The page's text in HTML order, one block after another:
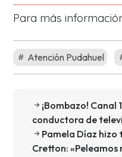
Para más
Atención Pudahuel
¡Bombazo!
conductora de
Pamela Díaz hizo
Cretton: «Peleamos